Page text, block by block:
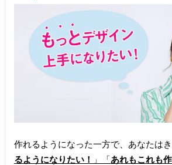
作れるようになった一方で、あなたは
るようになりたい！
」「あれもこれも